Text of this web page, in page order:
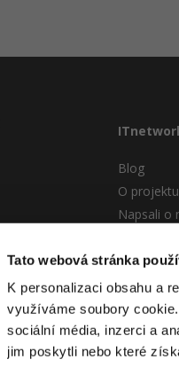
Tato webová stránka
K personalizaci obsahu a
využíváme soubory
sociální média, inzerci a
jim poskytli nebo které
Blog
O projektu
Napsali o
Vývoj
Provozní
RSS
Kontakt